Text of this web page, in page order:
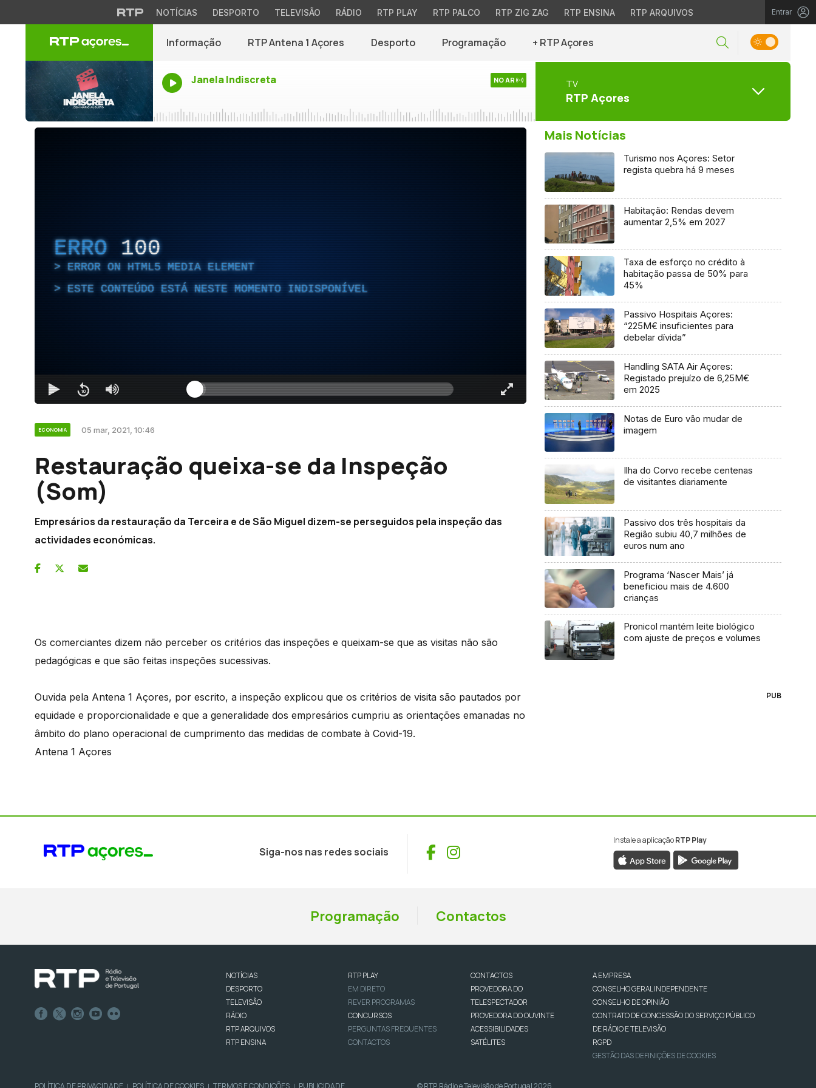
NOTÍCIAS DESPORTO TELEVISÃO RÁDIO RTP PLAY RTP PALCO RTP ZIG ZAG RTP ENSINA RTP ARQUIVOS Entrar
Informação RTP Antena 1 Açores Desporto Programação + RTP Açores
Janela Indiscreta NO AR TV
RTP Açores
ERRO 100
ERROR ON HTML5 MEDIA ELEMENT
ESTE CONTEÚDO ESTÁ NESTE MOMENTO INDISPONÍVEL
ECONOMIA 05 mar, 2021, 10:46
Restauração queixa-se da Inspeção
(Som)
Empresários da restauração da Terceira e de São Miguel dizem-se perseguidos pela inspeção das
actividades económicas.
Os comerciantes dizem não perceber os critérios das inspeções e queixam-se que as visitas não são
pedagógicas e que são feitas inspeções sucessivas.
Ouvida pela Antena 1 Açores, por escrito, a inspeção explicou que os critérios de visita são pautados por
equidade e proporcionalidade e que a generalidade dos empresários cumpriu as orientações emanadas no
âmbito do plano operacional de cumprimento das medidas de combate à Covid-19.
Antena 1 Açores
Mais Notícias
Turismo nos Açores: Setor
regista quebra há 9 meses
Habitação: Rendas devem
aumentar 2,5% em 2027
Taxa de esforço no crédito à
habitação passa de 50% para
45%
Passivo Hospitais Açores:
“225M€ insuficientes para
debelar dívida”
Handling SATA Air Açores:
Registado prejuízo de 6,25M€
em 2025
Notas de Euro vão mudar de
imagem
Ilha do Corvo recebe centenas
de visitantes diariamente
Passivo dos três hospitais da
Região subiu 40,7 milhões de
euros num ano
Programa ‘Nascer Mais’ já
beneficiou mais de 4.600
crianças
Pronicol mantém leite biológico
com ajuste de preços e volumes
PUB
Siga-nos nas redes sociais Facebook
Instagram
Instale a aplicaçãoRTP Play
Programação Contactos
NOTÍCIAS
DESPORTO
TELEVISÃO
RÁDIO
RTP ARQUIVOS
RTP ENSINA
RTP PLAY
EM DIRETO
REVER PROGRAMAS
CONCURSOS
PERGUNTAS FREQUENTES
CONTACTOS
CONTACTOS
PROVEDORA DO
TELESPECTADOR
PROVEDORA DO OUVINTE
ACESSIBILIDADES
SATÉLITES
A EMPRESA
CONSELHO GERAL INDEPENDENTE
CONSELHO DE OPINIÃO
CONTRATO DE CONCESSÃO DO SERVIÇO PÚBLICO
DE RÁDIO E TELEVISÃO
RGPD
GESTÃO DAS DEFINIÇÕES DE COOKIES
POLÍTICA DE PRIVACIDADE | POLÍTICA DE COOKIES | TERMOS E CONDIÇÕES | PUBLICIDADE © RTP, Rádio e Televisão de Portugal 2026